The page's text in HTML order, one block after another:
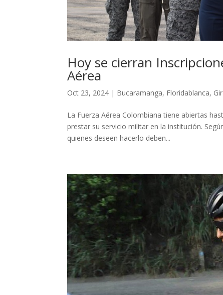
Hoy se cierran
Aérea
Oct 23, 2024 | Bucaramanga, Floridablanca,
La Fuerza Aérea Colombiana tiene abiertas
prestar su servicio militar en la institución.
quienes deseen hacerlo deben...